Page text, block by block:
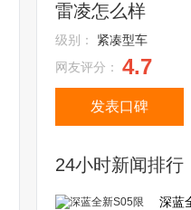
雷凌怎么样
级别： 紧凑型车
网友评分： 4.7
发表口碑
24小时新闻排行
深蓝